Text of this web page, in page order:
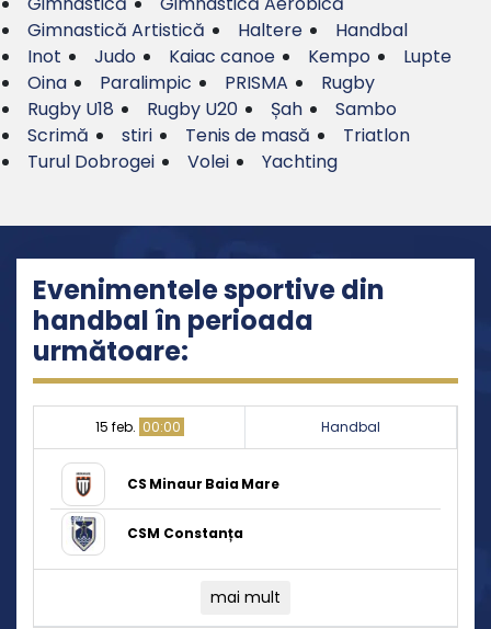
Gimnastică Artistică
Haltere
Handbal
Inot
Judo Kaiac canoe Kempo
Lupte
Oina
Paralimpic PRISMA
Rugby
Rugby U18
Rugby U20 Șah
Sambo
Scrimă
stiri Tenis de masă
Triatlon
Turul Dobrogei
Volei Yachting
Evenimentele sportive din
handbal în perioada
următoare:
15 feb. 00:00 Handbal
CS Minaur Baia Mare
CSM Constanța
mai mult